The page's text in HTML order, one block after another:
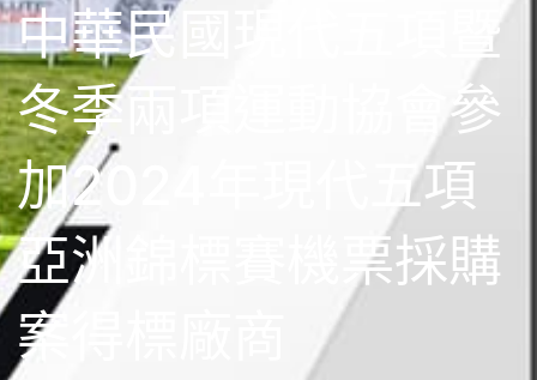
中華民國現代五項暨
冬季兩項運動協會參
加2024年現代五項
亞洲錦標賽機票採購
案得標廠商